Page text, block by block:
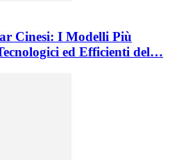
Cinesi: I Modelli Più
ed Efficienti del…